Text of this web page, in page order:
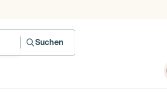
Suchen